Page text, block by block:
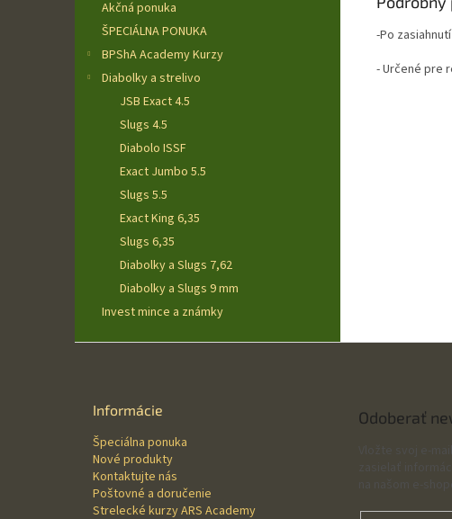
Akčná ponuka
ŠPECIÁLNA PONUKA
BPShA Academy Kurzy
Diabolky a strelivo
JSB Exact 4.5
Slugs 4.5
Diabolo ISSF
Exact Jumbo 5.5
Slugs 5.5
Exact King 6,35
Slugs 6,35
Diabolky a Slugs 7,62
Diabolky a Slugs 9 mm
Invest mince a známky
-Po
- Určené pre
Informácie
Špeciálna ponuka
Nové produkty
Kontaktujte nás
Poštovné a doručenie
Strelecké kurzy ARS Academy
Odoberať